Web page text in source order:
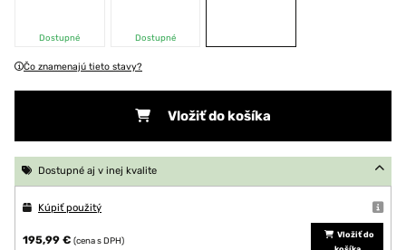
Dostupné Dostupné
Čo znamenajú tieto stavy?
Vložiť do košíka
Dostupné aj v inej kvalite
Kúpiť použitý
195,99 € (cena s DPH)
Vložiť do